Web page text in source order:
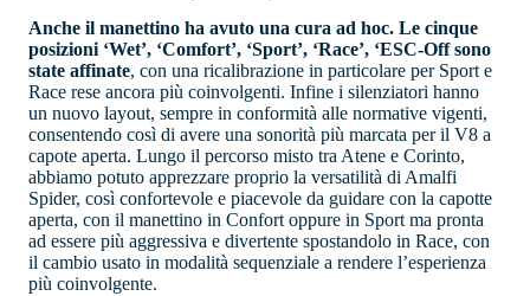
Anche il manettino ha avuto una cura ad hoc. Le cinque
posizioni ‘Wet’, ‘Comfort’, ‘Sport’, ‘Race’, ‘ESC-Off sono
state affinate, con una ricalibrazione in particolare per Sport e
Race rese ancora più coinvolgenti. Infine i silenziatori hanno
un nuovo layout, sempre in conformità alle normative vigenti,
consentendo così di avere una sonorità più marcata per il V8 a
capote aperta. Lungo il percorso misto tra Atene e Corinto,
abbiamo potuto apprezzare proprio la versatilità di Amalfi
Spider, così confortevole e piacevole da guidare con la capotte
aperta, con il manettino in Confort oppure in Sport ma pronta
ad essere più aggressiva e divertente spostandolo in Race, con
il cambio usato in modalità sequenziale a rendere l’esperienza
più coinvolgente.